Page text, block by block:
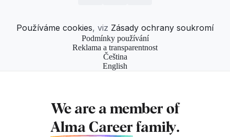
Používáme cookies, viz Zásady ochrany soukromí
Podmínky používání
Reklama a transparentnost
Čeština
English
We are a member of
Alma Career family.